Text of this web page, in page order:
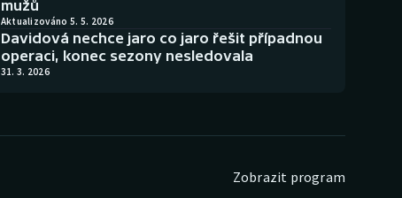
mužů
Aktualizováno 5. 5. 2026
Davidová nechce jaro co jaro řešit případnou
operaci, konec sezony nesledovala
31. 3. 2026
Zobrazit program